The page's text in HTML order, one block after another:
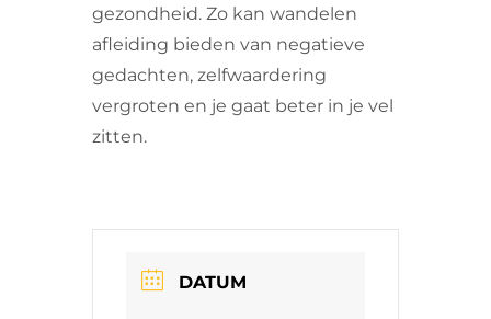
gezondheid. Zo kan wandelen
afleiding bieden van negatieve
gedachten, zelfwaardering
vergroten en je gaat beter in je vel
zitten.
DATUM